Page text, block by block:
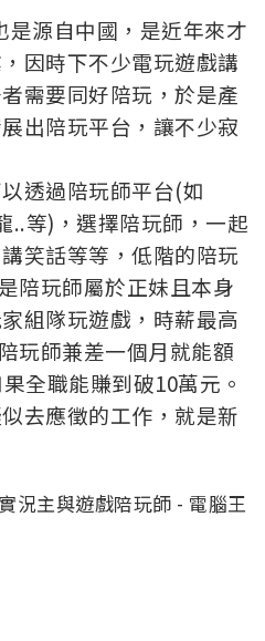
是源自中國，是近年來才
因時下不少電玩遊戲講
需要同好陪玩，於是產
出陪玩平台，讓不少寂
透過陪玩師平台(如
..等)，選擇陪玩師，一起
笑話等等，低階的陪玩
陪玩師屬於正妹且本身
組隊玩遊戲，時薪最高
玩師兼差一個月就能額
全職能賺到破10萬元。
去應徵的工作，就是新